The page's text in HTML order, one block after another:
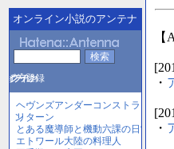
オンライン小説のアンテナ
【
・
・